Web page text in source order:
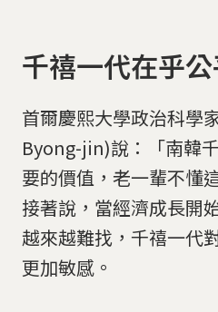
千禧一代在乎
首爾慶熙大學政治科學
Byong-jin)說：「南韓
要的價值，老一輩不懂
接著說，當經濟成長開
越來越難找，千禧一代
更加敏感。